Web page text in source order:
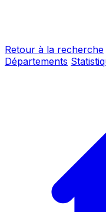
Retour à la recherche
Départements